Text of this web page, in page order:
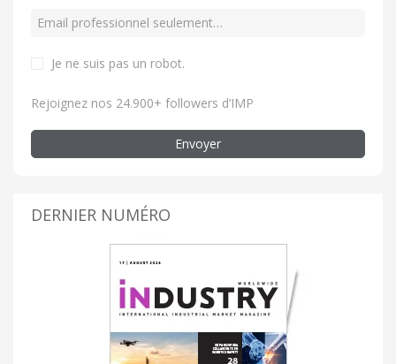
Je ne suis pas un robot.
Rejoignez nos 24.900+ followers d’IMP
Envoyer
DERNIER NUMÉRO